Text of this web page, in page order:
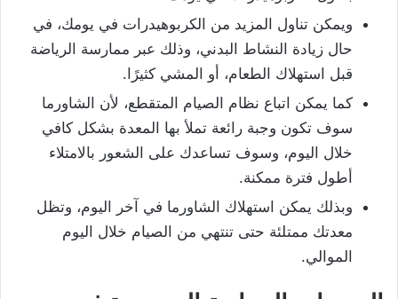
ويمكن تناول المزيد من الكربوهيدرات في يومك، في
حال زيادة النشاط البدني، وذلك عبر ممارسة الرياضة
قبل استهلاك الطعام، أو المشي كثيرًا.
كما يمكن اتباع نظام الصيام المتقطع، لأن الشاورما
سوف تكون وجبة رائعة تملأ بها المعدة بشكل كافي
خلال اليوم، وسوف تساعدك على الشعور بالامتلاء
أطول فترة ممكنة.
وبذلك يمكن استهلاك الشاورما في آخر اليوم، وتظل
معدتك ممتلئة حتى تنتهي من الصيام خلال اليوم
الموالي.